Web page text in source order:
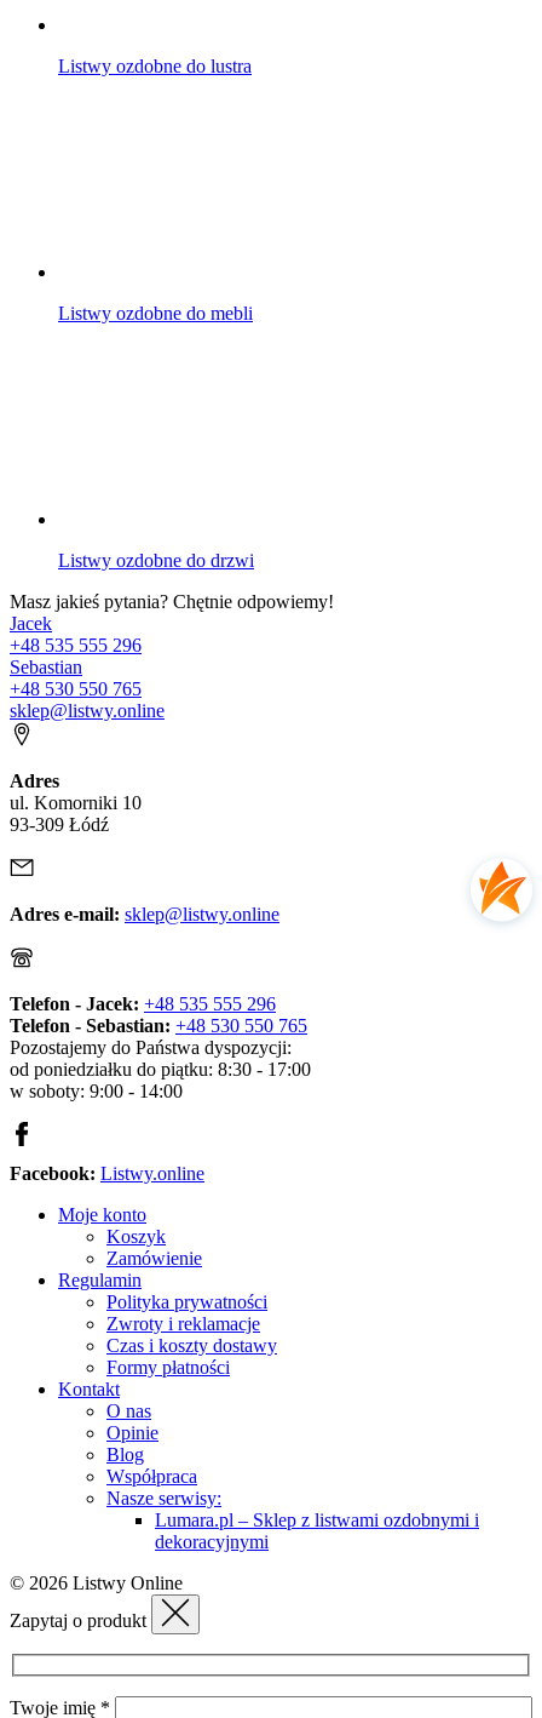
Listwy ozdobne do lustra
Listwy ozdobne do mebli
Listwy ozdobne do drzwi
Masz jakieś pytania? Chętnie odpowiemy!
Jacek
+48 535 555 296
Sebastian
+48 530 550 765
sklep@listwy.online
Adres
ul. Komorniki 10
93-309 Łódź
Adres e-mail: sklep@listwy.online
Telefon - Jacek: +48 535 555 296
Telefon - Sebastian: +48 530 550 765
Pozostajemy do Państwa dyspozycji:
od poniedziałku do piątku: 8:30 - 17:00
w soboty: 9:00 - 14:00
Facebook: Listwy.online
Moje konto
Koszyk
Zamówienie
Regulamin
Polityka prywatności
Zwroty i reklamacje
Czas i koszty dostawy
Formy płatności
Kontakt
O nas
Opinie
Blog
Współpraca
Nasze serwisy:
Lumara.pl – Sklep z listwami ozdobnymi i
dekoracyjnymi
© 2026 Listwy Online
Zapytaj o produkt
Twoje imię *